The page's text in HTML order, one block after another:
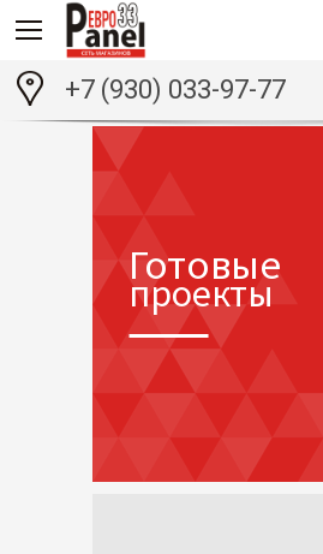
+7 (930) 033-97-77
Готовые
проекты